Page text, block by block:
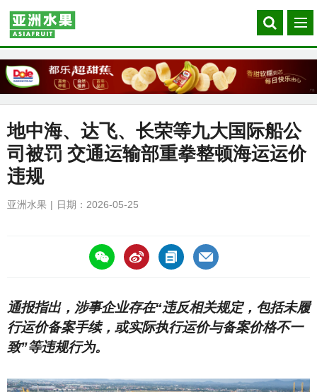
Search
our
菜
单
地中海、达飞、长荣等九大国际船公
司被罚 交通运输部重拳整顿海运运价
违规
亚洲水果 日期：2026-05-25
https://asiafruitchina.net/32043.html
通报指出，涉事企业存在“违反相关规定，包括未履
行运价备案手续，或实际执行运价与备案价格不一
致”等违规行为。